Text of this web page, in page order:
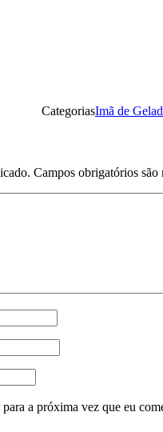
CategoriasImã de
Campos obrigatórios são
a próxima vez que eu